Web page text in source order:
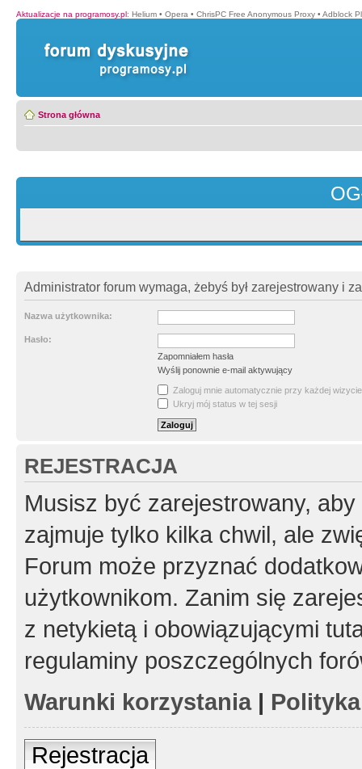
Aktualizacje na programosy.pl: Helium • Opera • ChrisPC Free Anonymous Proxy • Adblock
Strona główna
Administrator forum wymaga, żebyś był zarejestrowany i
Nazwa użytkownika:
Hasło:
Zapomniałem hasła
Wyślij ponownie e-mail aktywujący
Zaloguj mnie automatycznie przy każdej wizycie
Ukryj mój status w tej sesji
REJESTRACJA
Musisz być zarejestrowany,
zajmuje tylko kilka chwil, ale
Forum może przyznać
użytkownikom. Zanim się
z netykietą i obowiązującymi
regulaminy poszczególnych
Warunki korzystania|
Rejestracja